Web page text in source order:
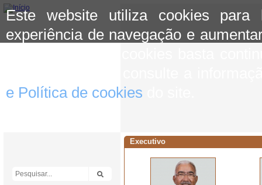
Este website utiliza cookies para
experiência de navegação e
e Política de cookies
Executivo